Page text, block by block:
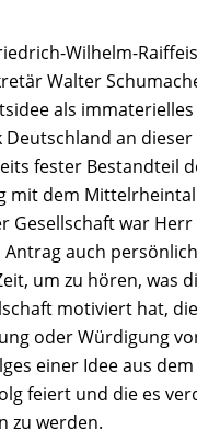
Wilhelm-
Walter
als
an
fester Bestandteil
mit dem
Gesellschaft war
auch
um zu hören, was
motiviert hat,
oder Würdigung
einer Idee aus
feiert und die es
zu werden.